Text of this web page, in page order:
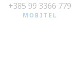
+385 99 3366 779
MOBITEL